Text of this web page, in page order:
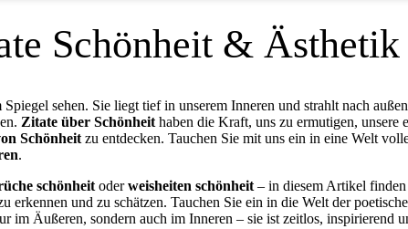
Schönheit & Ästhetik
sehen. Sie liegt tief in unserem Inneren und strahlt nach
Zitate über Schönheit haben die Kraft, uns zu ermutigen, unsere
Schönheit zu entdecken. Tauchen Sie mit uns ein in eine Welt
.
schönheit oderweisheiten schönheit – in diesem Artikel
erkennen und zu schätzen. Tauchen Sie ein in die Welt der
im Äußeren, sondern auch im Inneren – sie ist zeitlos, inspirierend